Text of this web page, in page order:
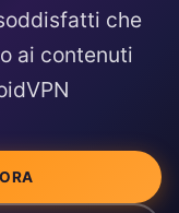
che
ai contenuti